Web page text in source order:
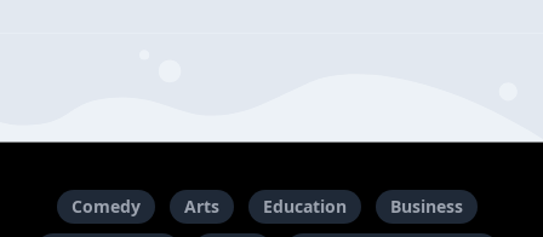
Comedy Arts Education Business